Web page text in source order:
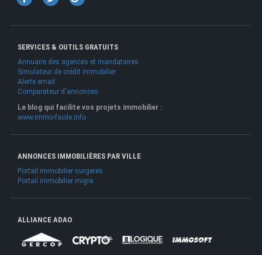
SERVICES & OUTILS GRATUITS
Annuaire des agences et mandataires
Simulateur de crédit immobilier
Alerte email
Comparateur d'annonces
Le blog qui facilite vos projets immobilier :
www.immo-facile.info
ANNONCES IMMOBILIÈRES PAR VILLE
Portail immobilier surgeres
Portail immobilier migre
ALLIANCE ADAO